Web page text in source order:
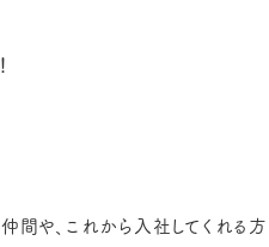
間や、これから入社してくれる